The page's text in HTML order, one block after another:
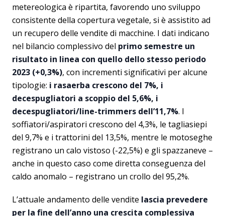
metereologica è ripartita, favorendo uno sviluppo
consistente della copertura vegetale, si è assistito ad
un recupero delle vendite di macchine. I dati indicano
nel bilancio complessivo del primo semestre un
risultato in linea con quello dello stesso periodo
2023 (+0,3%), con incrementi significativi per alcune
tipologie: i rasaerba crescono del 7%, i
decespugliatori a scoppio del 5,6%, i
decespugliatori/line-trimmers dell’11,7%. I
soffiatori/aspiratori crescono del 4,3%, le tagliasiepi
del 9,7% e i trattorini del 13,5%, mentre le motoseghe
registrano un calo vistoso (-22,5%) e gli spazzaneve –
anche in questo caso come diretta conseguenza del
caldo anomalo – registrano un crollo del 95,2%.
L’attuale andamento delle vendite lascia prevedere
per la fine dell’anno una crescita complessiva